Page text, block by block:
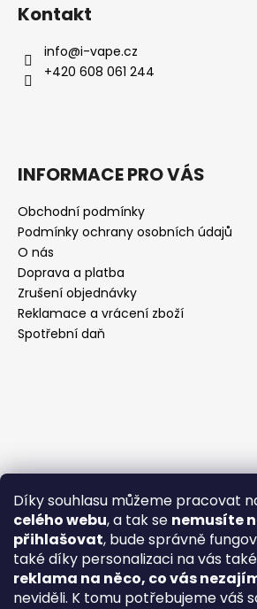
Díky souhlasu můžeme pracovat
celého webu, a tak se nemusíte
přihlašovat, bude správně
také díky personalizaci na vás také
reklama na něco, co vás
neviděli. K tomu potřebujeme váš
Kontakt
info@i-vape.cz
+420 608 061 244
INFORMACE PRO VÁS
Obchodní podmínky
Podmínky ochrany osobních údajů
O nás
Doprava a platba
Zrušení objednávky
Reklamace a vrácení zboží
Spotřební daň